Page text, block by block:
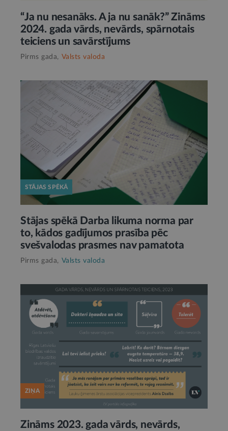
“Ja nu nesanāks. A ja nu sanāk?” Zināms
2024. gada vārds, nevārds, spārnotais
teiciens un savārstījums
Pirms gada, Valsts valoda
STĀJAS SPĒKĀ
Stājas spēkā Darba likuma norma par
to, kādos gadījumos prasība pēc
svešvalodas prasmes nav pamatota
Pirms gada, Valsts valoda
ZIŅA
Zināms 2023. gada vārds, nevārds,